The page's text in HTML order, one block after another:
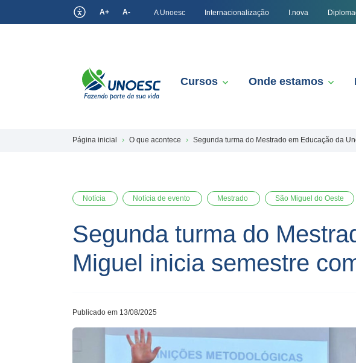
A+ A- A Unoesc Internacionalização I.nova
Cursos Onde estamos
Página inicial O que acontece Segunda turma do Mestrado em Educação da
Notícia Notícia de evento Mestrado São Miguel do Oeste
Segunda turma do
Miguel inicia semestre
Publicado em 13/08/2025